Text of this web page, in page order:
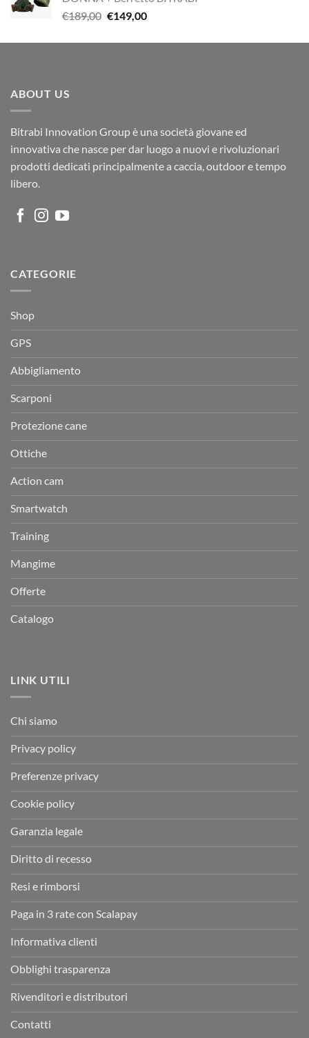
€189,00 Il
originale
€149,00Il
attuale
ABOUT US
Bitrabi Innovation Group è una società giovane ed
innovativa che nasce per dar luogo a nuovi e rivoluzionari
prodotti dedicati principalmente a caccia, outdoor e tempo
libero.
CATEGORIE
Shop
GPS
Abbigliamento
Scarponi
Protezione cane
Ottiche
Action cam
Smartwatch
Training
Mangime
Offerte
Catalogo
LINK UTILI
Chi siamo
Privacy policy
Preferenze privacy
Cookie policy
Garanzia legale
Diritto di recesso
Resi e rimborsi
Paga in 3 rate con Scalapay
Informativa clienti
Obblighi trasparenza
Rivenditori e distributori
Contatti